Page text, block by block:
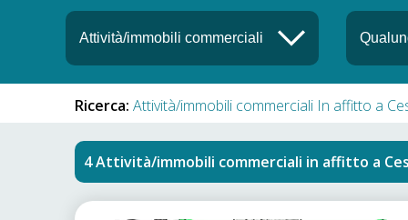
Ricerca: Attività/immobili commerciali In affitto a
Attività/immobili commerciali in affitto a